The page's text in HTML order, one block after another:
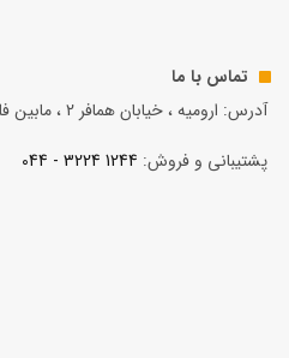
تماس با ما
آدرس: ارومیه ، خیابان همافر 2 ، مابين فلكه نه پله و کسری
پشتیبانی و فروش: 1244 3224 - 044